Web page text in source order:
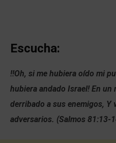
Escucha:
!!Oh, si me hubiera oído mi
hubiera andado Israel! En un
derribado a sus enemigos, Y
adversarios. (Salmos 81:13-